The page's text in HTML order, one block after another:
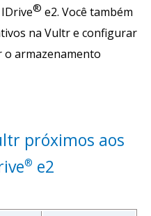
® e2. Você também
na Vultr e configurar
o armazenamento
próximos aos
® e2